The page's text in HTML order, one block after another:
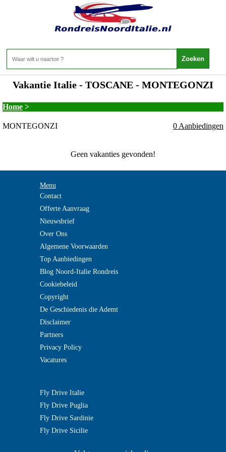
Vakantie Italie - TOSCANE - MONTEGONZI
Home >
MONTEGONZI 0 Aanbiedingen
Geen vakanties gevonden!
Menu
Contact
Offerte Aanvraag
Nieuwsbrief
Over Ons
Algemene Voorwaarden
Top Aanbiedingen
Blog Noord-Italie Rondreis
Cookiebeleid
Copyright
De Geschiedenis die Ademt
Disclaimer
Partners
Privacy Policy
Vacatures
Fly Drive Italie
Fly Drive Puglia
Fly Drive Sardinie
Fly Drive Sicilie